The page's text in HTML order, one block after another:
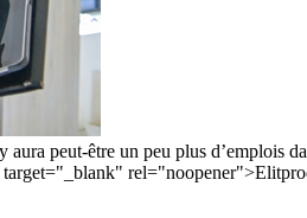
peut-être un peu plus d’emplois
target="_blank"